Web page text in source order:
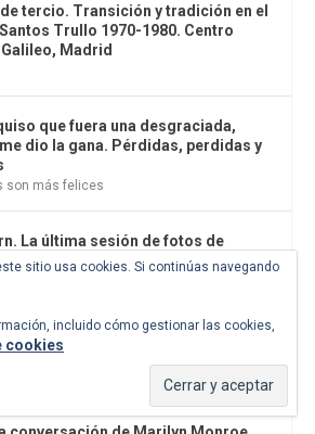
tercio. Transición y tradición en el
Trullo 1970-1980. Centro
Madrid
que fuera una desgraciada,
dio la gana. Pérdidas, perdidas y
son más felices
La última sesión de fotos de
hambriento, rey poeta y primer
sitio usa cookies. Si continúas navegando
incluido cómo gestionar las cookies,
cookies